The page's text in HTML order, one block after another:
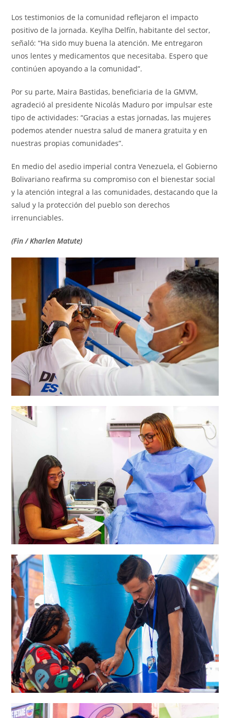
Los testimonios de la comunidad reflejaron el impacto
positivo de la jornada. Keylha Delfín, habitante del sector,
señaló: “Ha sido muy buena la atención. Me entregaron
unos lentes y medicamentos que necesitaba. Espero que
continúen apoyando a la comunidad”.
Por su parte, Maira Bastidas, beneficiaria de la GMVM,
agradeció al presidente Nicolás Maduro por impulsar este
tipo de actividades: “Gracias a estas jornadas, las mujeres
podemos atender nuestra salud de manera gratuita y en
nuestras propias comunidades”.
En medio del asedio imperial contra Venezuela, el Gobierno
Bolivariano reafirma su compromiso con el bienestar social
y la atención integral a las comunidades, destacando que la
salud y la protección del pueblo son derechos
irrenunciables.
(Fin / Kharlen Matute)